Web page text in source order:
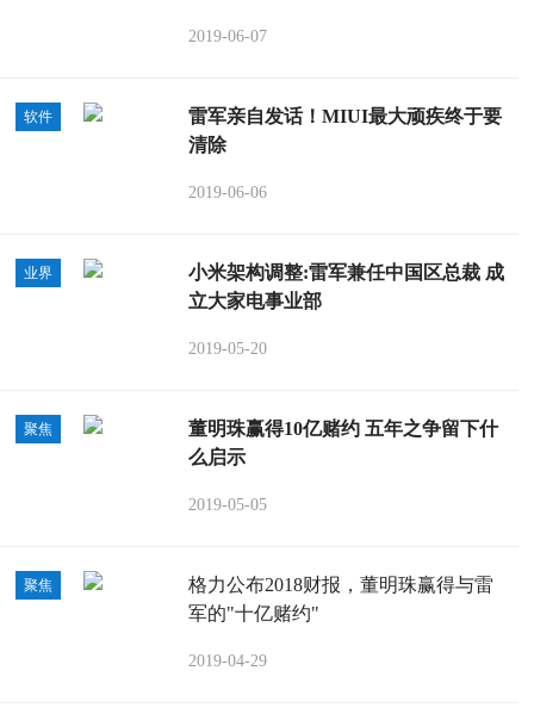
2019-06-07
软件
雷军亲自发话！MIUI最大顽疾终于要
清除
2019-06-06
业界
小米架构调整:雷军兼任中国区总裁 成
立大家电事业部
2019-05-20
聚焦
董明珠赢得10亿赌约 五年之争留下什
么启示
2019-05-05
聚焦
格力公布2018财报，董明珠赢得与雷
军的"十亿赌约"
2019-04-29